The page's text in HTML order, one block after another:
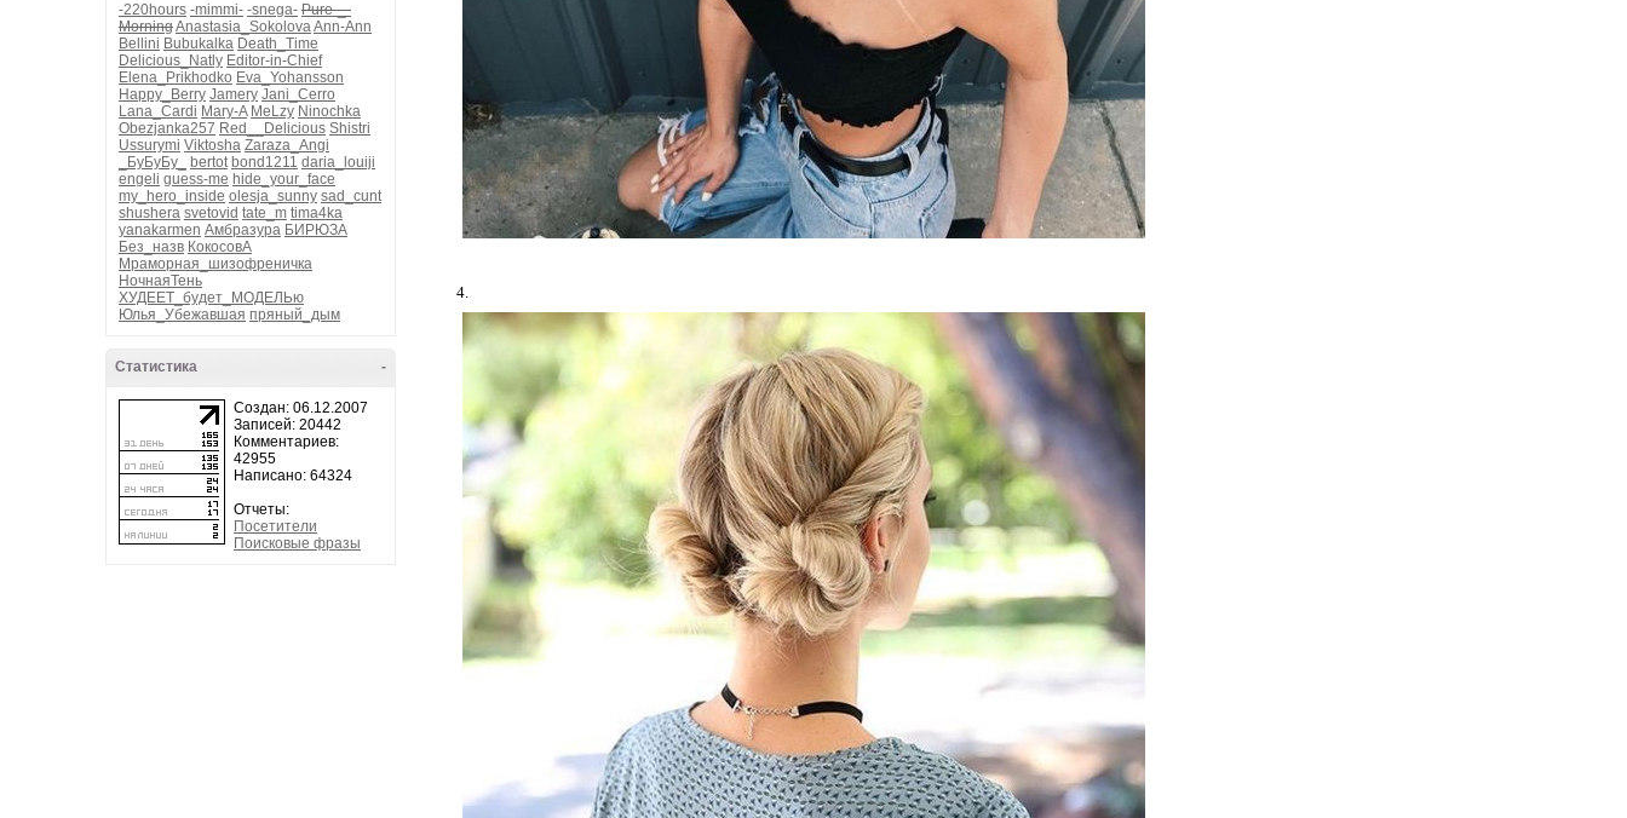
-220hours -mimmi- -snega- Pure-_-
MorningAnastasia_SokolovaAnn-Ann
Bellini Bubukalka Death_Time
Delicious_Natly Editor-in-Chief
Elena_Prikhodko Eva_Yohansson
Happy_Berry Jamery Jani_Cerro
Lana_Cardi Mary-A MeLzy Ninochka
Obezjanka257 Red__Delicious Shistri
Ussurymi Viktosha Zaraza_Angi
_БуБуБу_
bertot bond1211 daria_louiji
engeli guess-me hide_your_face
my_hero_inside olesja_sunny sad_cunt
shushera svetovid tate_m tima4ka
yanakarmen Амбразура БИРЮЗА
Без_назв КокосовА
Мраморная_шизофреничка
НочнаяТень
ХУДЕЕТ_будет_МОДЕЛЬю
Юлья_Убежавшая пряный_дым
-
Статистика
Создан: 06.12.2007
Записей: 20442
Комментариев:
42955
Написано: 64324
Отчеты:
Посетители
Поисковые фразы
4.